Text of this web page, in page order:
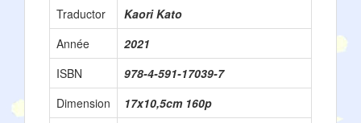
Traductor
Kaori Kato
Année
2021
ISBN
978-4-591-17039-7
Dimension
17x10,5cm 160p